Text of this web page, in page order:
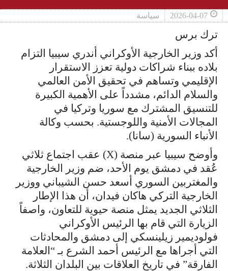
2026-04-07 سياسة
ترك برس
أكد وزير الخارجية الأوكراني أندري سيبيا التزام
بلاده ببناء شراكات دولية تعزز الاستقرار
الإقليمي وتساهم في تحقيق الأمن العالمي
والسلام الدائم، مشدداً على الأهمية الكبيرة
للتنسيق المشترك مع سوريا وتركيا في
المجالات الأمنية واللوجستية. بحسب وكالة
الأنباء السورية (سانا).
وأوضح سيبيا عبر منصة (X) عقب اجتماع ثلاثي
عُقد في دمشق يوم الأحد، ضم وزير الخارجية
والمغتربين السوري أسعد حسن الشيباني ووزير
الخارجية التركي هاكان فيدان، أن هذا الإطار
الثلاثي الجديد يمثل منصة حيوية للتعاون، واصفاً
الزيارة التي قام بها الرئيس الأوكراني
فولوديمير زيلينسكي إلى دمشق والمحادثات
التي أجراها مع الرئيس أحمد الشرع بـ “العلامة
الفارقة” في تاريخ العلاقات بين البلدان الثلاثة.